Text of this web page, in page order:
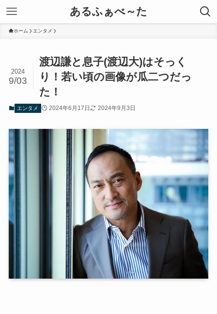
あるふぁべ～た
ホーム エンタメ
渡辺謙と息子(渡辺大)はそっく
り！若い頃の画像が瓜二つだっ
た！
2024
9/03
エンタメ 2024年6月17日 2024年9月3日